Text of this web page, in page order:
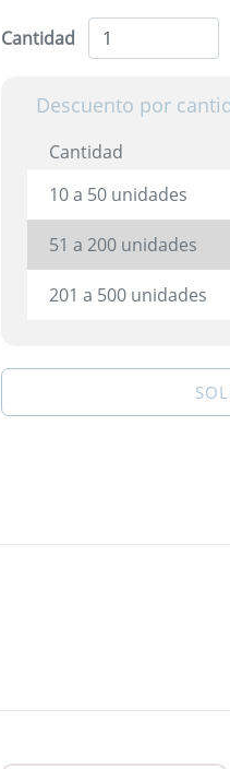
Cantidad
Descuento por
Cantidad
10 a 50 unidades
51 a 200 unidades
201 a 500 unidades